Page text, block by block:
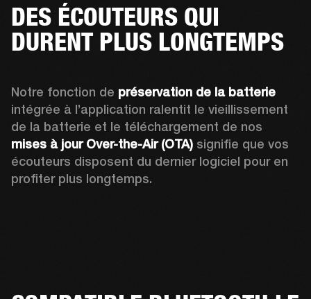
DES ÉCOUTEURS QUI
DURENT PLUS LONGTEMPS
Notre fonction de préservation de la batterie
intégrée à l’application ralentit le vieillissement
de la batterie et l
mises à jour Over-the-Air (OTA) signifie que vos
écouteurs disposent du dernier logiciel pour en
profiter plus longtemps.